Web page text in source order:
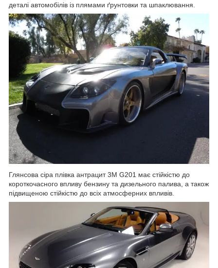
деталі автомобілів із плямами ґрунтовки та шпаклювання.
Глянсова сіра плівка антрацит 3М G201 має стійкістю до
короткочасного впливу бензину та дизельного палива, а також
підвищеною стійкістю до всіх атмосферних впливів.